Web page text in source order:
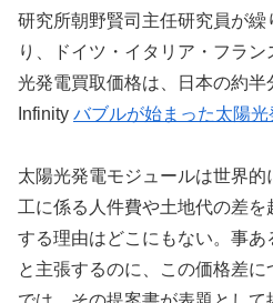
研究所朝野賢司主任研究員が繰
り、ドイツ・イタリア・フラ
光発電買取価格は、日本の約
Infinity バブルが始まった太陽光
太陽光発電モジュールは世界
工に係る人件費や土地代の差
する理由はどこにもない。事あ
と主張するのに、この価格差